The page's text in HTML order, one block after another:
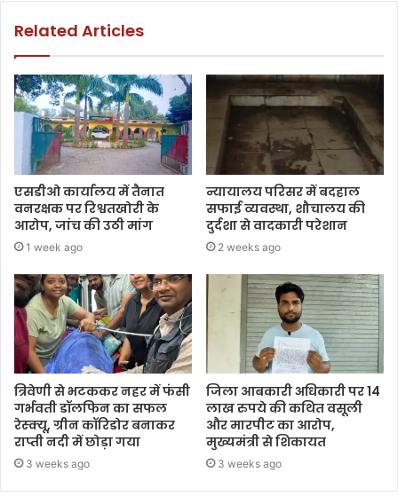
Related Articles
एसडीओ कार्यालय में तैनात
वनरक्षक पर रिश्वतखोरी के
आरोप, जांच की उठी मांग
1 week ago
न्यायालय परिसर में बदहाल
सफाई व्यवस्था, शौचालय की
दुर्दशा से वादकारी परेशान
2 weeks ago
त्रिवेणी से भटककर नहर में फंसी
गर्भवती डॉलफिन का सफल
रेस्क्यू, ग्रीन कॉरिडोर बनाकर
राप्ती नदी में छोड़ा गया
3 weeks ago
जिला आबकारी अधिकारी पर 14
लाख रुपये की कथित वसूली
और मारपीट का आरोप,
मुख्यमंत्री से शिकायत
3 weeks ago